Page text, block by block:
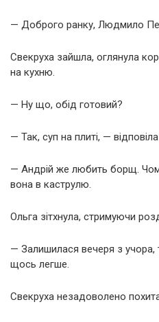
— Доброго ранку, Людмило
Свекруха зайшла, оглянула
на кухню.
— Ну що, обід готовий?
— Так, суп на плиті, —
— Андрій же любить борщ.
вона в каструлю.
Ольга зітхнула, стримуючи
— Залишилася вечеря з учора,
щось легше.
Свекруха незадоволено